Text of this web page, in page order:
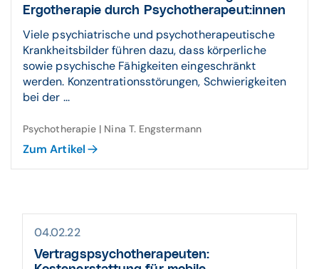
Ergotherapie durch Psychotherapeut:innen
Viele psychiatrische und psychotherapeutische
Krankheitsbilder führen dazu, dass körperliche
sowie psychische Fähigkeiten eingeschränkt
werden. Konzentrationsstörungen, Schwierigkeiten
bei der ...
Psychotherapie | Nina T. Engstermann
Zum Artikel
04.02.22
Vertragspsychotherapeuten: